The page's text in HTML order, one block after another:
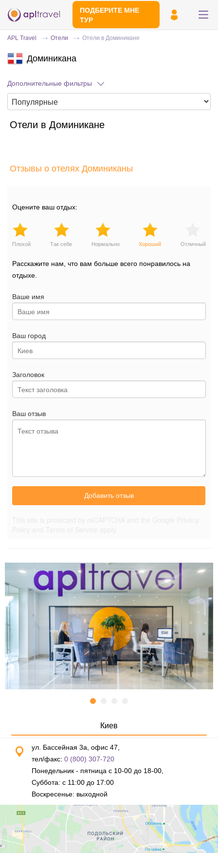
ПОДБЕРИТЕ МНЕ
ТУР
минут
APL Travel Отели Отели в Доминикане
Доминикана
Дополнительные фильтры
Отели в Доминикане
Отзывы о отелях Доминиканы
Оцените ваш отдых:
Плохой Так себе Нормально Хороший Отличный
Расскажите нам, что вам больше всего понравилось на
отдыхе.
Ваше имя
Ваш город
Заголовок
Ваш отзыв
Добавить отзыв
Киев
ул. Бассейная 3а, офис 47,
тел/факс: 0 (800) 307-720
Понедельник - пятница с 10-00 до 18-00,
Суббота: с 11:00 до 17:00
Воскресенье: выходной